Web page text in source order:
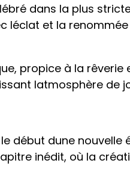
dans la plus
léclat et la
propice à la
latmosphère de
début dune
inédit, où la